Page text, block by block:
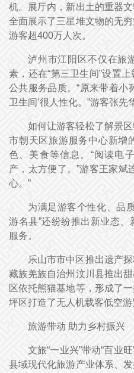
机。展厅内，新出土的重器
全面展示了三星堆文物的无
游客超400万人次。
泸州市江阳区不仅在旅
素，还在“第三卫生间”设置
公共服务品质。“原来带着小
卫生间’很人性化。”游客张先
如何让游客轻松了解景
市朝天区旅游服务中心新增
色、美食等信息。“阅读电
产，太方便了。”游客王家斌
心。”
为满足游客个性化、品
游名县”还纷纷推出新业态
服务。
乐山市市中区推出遗产
藏族羌族自治州汶川县推出
区依托熊猫基地等，形成了
坪区打造了无人机载客低空
旅游带动 助力乡村振兴
文旅“一业兴”带动“百业
县域现代化旅游产业体系、